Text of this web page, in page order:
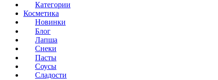
Категории
Косметика
Новинки
Блог
Лапша
Снеки
Пасты
Соусы
Сладости